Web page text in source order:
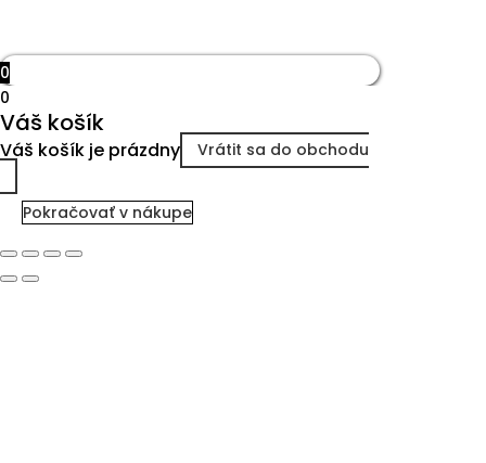
0
0
Váš košík
Váš košík je prázdny Vrátit sa do obchodu
Pokračovať v nákupe